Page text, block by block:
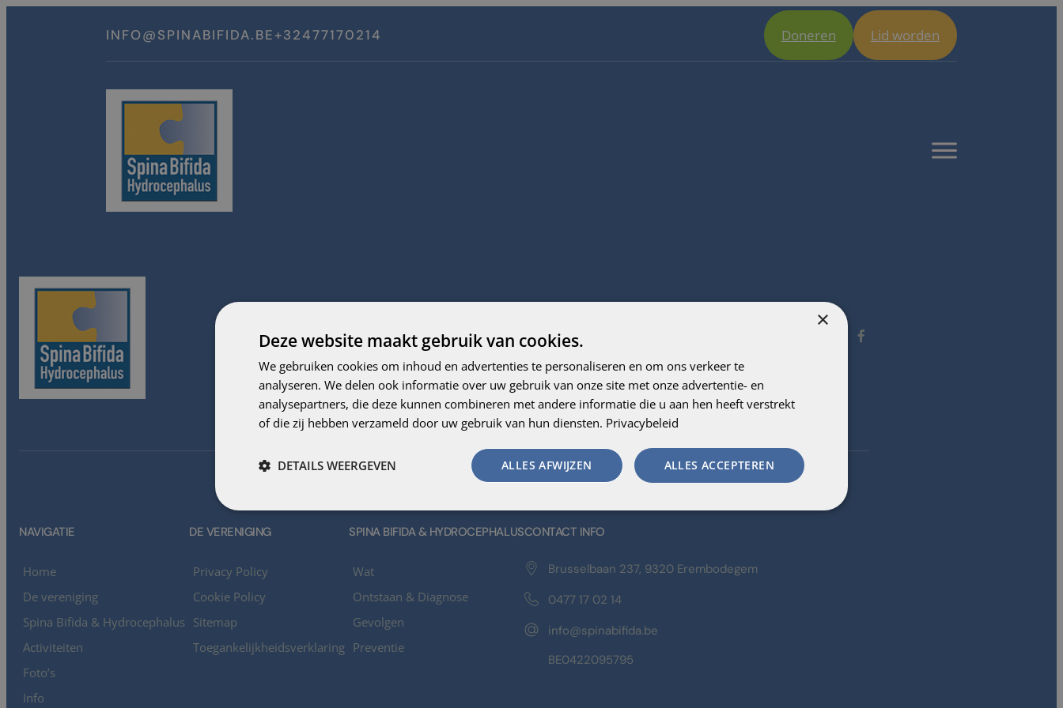
INFO@SPINABIFIDA.BE+32477170214 Doneren Lid worden
Open
menu
NAVIGATIE
Home
De vereniging
Spina Bifida & Hydrocephalus
Activiteiten
Foto’s
Info
DE VERENIGING
Privacy Policy
Cookie Policy
Sitemap
Toegankelijkheidsverklaring
SPINA BIFIDA & HYDROCEPHALUS
Wat
Ontstaan & Diagnose
Gevolgen
Preventie
CONTACT INFO
Brusselbaan 237, 9320 Erembodegem
0477 17 02 14
info@spinabifida.be
BE0422095795
×
Deze website maakt gebruik van cookies.
We gebruiken cookies om inhoud en advertenties te personaliseren en om ons verkeer te
analyseren. We delen ook informatie over uw gebruik van onze site met onze advertentie- en
analysepartners, die deze kunnen combineren met andere informatie die u aan hen heeft verstrekt
of die zij hebben verzameld door uw gebruik van hun diensten. Privacybeleid
ALLES ACCEPTEREN
ALLES AFWIJZEN
DETAILS WEERGEVEN